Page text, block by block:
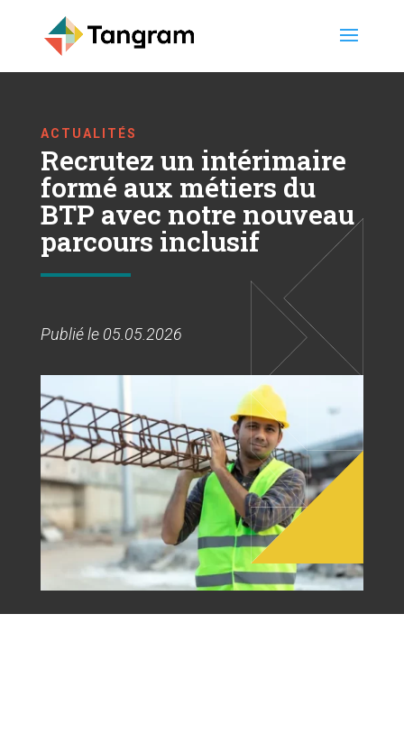
ACTUALITÉS
Recrutez un intérimaire
formé aux métiers du
BTP avec notre nouveau
parcours inclusif
Publié le 05.05.2026